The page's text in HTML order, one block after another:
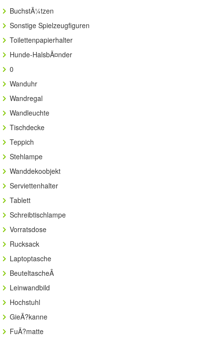
BuchstÃ¼tzen
Sonstige Spielzeugfiguren
Toilettenpapierhalter
Hunde-HalsbÃ¤nder
0
Wanduhr
Wandregal
Wandleuchte
Tischdecke
Teppich
Stehlampe
Wanddekoobjekt
Serviettenhalter
Tablett
Schreibtischlampe
Vorratsdose
Rucksack
Laptoptasche
BeuteltascheÂ
Leinwandbild
Hochstuhl
GieÃ?kanne
FuÃ?matte